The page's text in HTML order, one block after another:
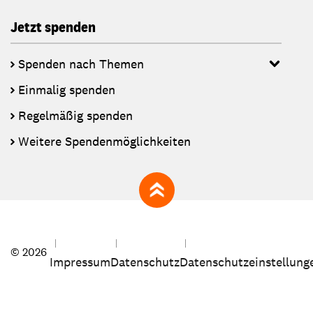
Jetzt spenden
Spenden nach Themen
Einmalig spenden
Regelmäßig spenden
Weitere Spendenmöglichkeiten
zum Seitenanfang
© 2026
ImpressumDatenschutz